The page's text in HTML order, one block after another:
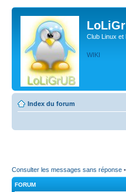
Club Linux et
WIKI
Index du forum
Consulter les messages sans réponse •
FORUM